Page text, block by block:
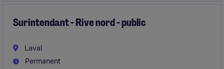
Surintendant - Rive nord - public
Laval
Permanent